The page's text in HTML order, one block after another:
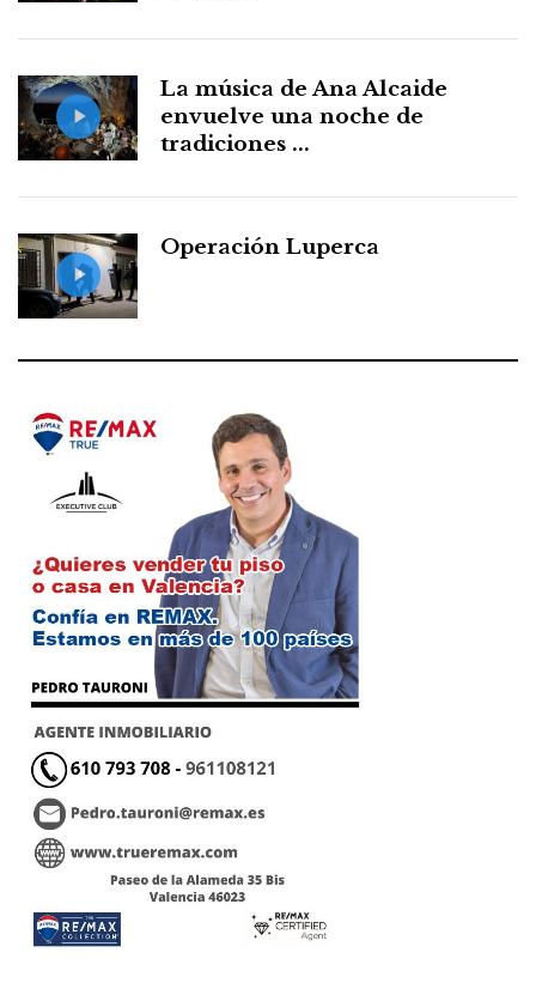
La música de Ana Alcaide
envuelve una noche de
tradiciones ...
Operación Luperca